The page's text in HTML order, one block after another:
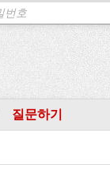
질문하기